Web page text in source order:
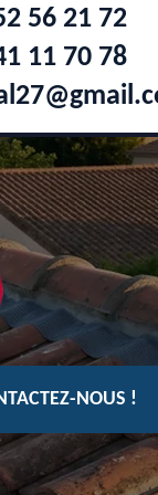
56 21 72
11 70 78
NOUS !